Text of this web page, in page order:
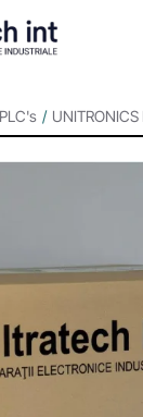
PLC's / UNITRONICS